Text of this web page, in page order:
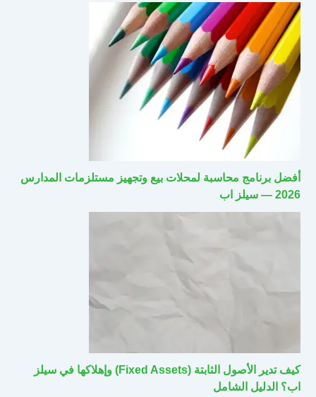
أفضل برنامج محاسبة لمحلات بيع وتجهيز مستلزمات المدارس
2026 — سيلز اب
كيف تدير الأصول الثابتة (Fixed Assets) وإهلاكها في سيلز
اب؟ الدليل الشامل